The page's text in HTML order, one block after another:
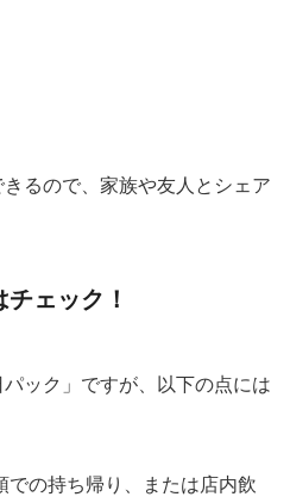
るので、家族や友人とシェア
ェック！
ック」ですが、以下の点には
での持ち帰り、または店内飲